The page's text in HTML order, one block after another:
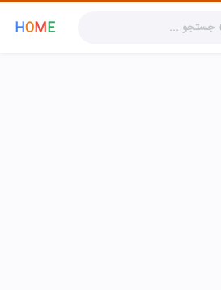
HOME